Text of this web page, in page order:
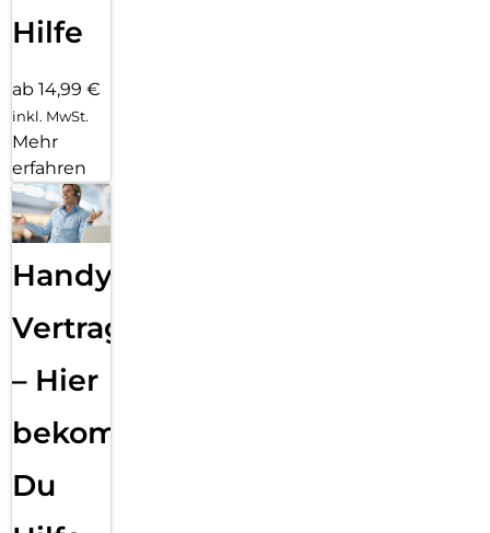
Hilfe
ab 14,99 €
inkl. MwSt.
Mehr
erfahren
Handy
Vertragsabwicklung
– Hier
bekommst
Du